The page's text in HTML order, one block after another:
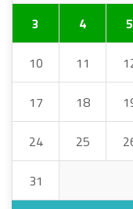
3 4 5
10 11
17 18
24 25
31